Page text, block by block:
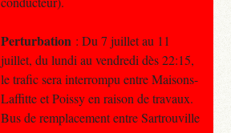
Perturbation : Du 7 juillet au 11
juillet, du lundi au vendredi dès 22:15,
le trafic sera interrompu entre Maisons-
Laffitte et Poissy en raison de travaux.
Bus de remplacement entre Sartrouville